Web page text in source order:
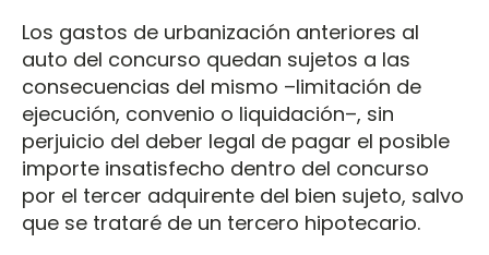
Los gastos de urbanización anteriores al
auto del concurso quedan sujetos a las
consecuencias del mismo –limitación de
ejecución, convenio o liquidación–, sin
perjuicio del deber legal de pagar el posible
importe insatisfecho dentro del concurso
por el tercer adquirente del bien sujeto, salvo
que se trataré de un tercero hipotecario.